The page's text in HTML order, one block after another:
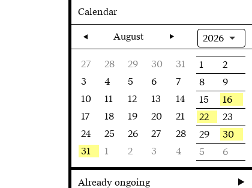
Calendar
2026
August
27 28 29 30 31 1
2
3
4 5 6 7 8
9
10
11 12 13 14 15
16
17
18 19 20 21 22
23
24
25 26 27 28 29
30
31
1 2 3 4 5 6
Already ongoing